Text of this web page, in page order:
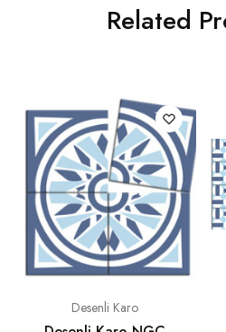
Related
Desenli Karo